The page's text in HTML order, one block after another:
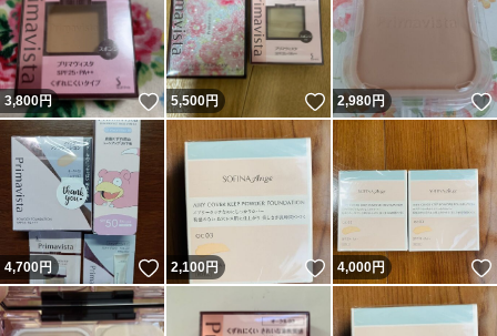
3,800円 いいね！
5,500円 いいね！
2,980円
4,700円 いいね！
2,100円 いいね！
4,000円